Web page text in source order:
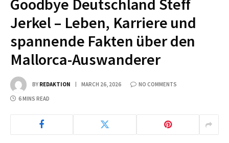
Goodbye Deutschland Steff
Jerkel – Leben, Karriere und
spannende Fakten über den
Mallorca-Auswanderer
BY REDAKTION MARCH 26, 2026 NO COMMENTS
6 MINS READ